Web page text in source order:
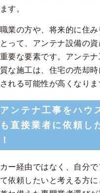
す。
業の方や、将来的に住み
って、アンテナ設備の
要な要素です。アンテ
な施工は、住宅の売却時
れる可能性が高くなりま
ンテナ工事をハウ
直接業者に依頼し
ー経由ではなく、自分
依頼したいと考える方